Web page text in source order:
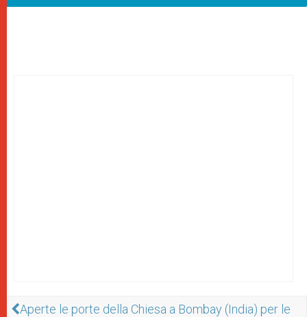
Aperte le porte della Chiesa a Bombay (India) per le